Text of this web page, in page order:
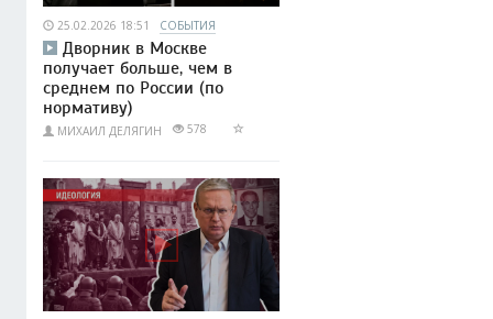
25.02.2026 18:51 СОБЫТИЯ
Дворник в Москве
получает больше, чем в
среднем по России (по
нормативу)
МИХАИЛ ДЕЛЯГИН 578